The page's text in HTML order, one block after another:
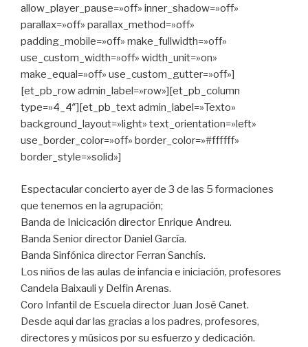
allow_player_pause=»off» inner_shadow=»off»
parallax=»off» parallax_method=»off»
padding_mobile=»off» make_fullwidth=»off»
use_custom_width=»off» width_unit=»on»
make_equal=»off» use_custom_gutter=»off»]
[et_pb_row admin_label=»row»][et_pb_column
type=»4_4″][et_pb_text admin_label=»Texto»
background_layout=»light» text_orientation=»left»
use_border_color=»off» border_color=»#ffffff»
border_style=»solid»]
Espectacular concierto ayer de 3 de las 5 formaciones
que tenemos en la agrupación;
Banda de Inicicación director Enrique Andreu.
Banda Senior director Daniel García.
Banda Sinfónica director Ferran Sanchís.
Los niños de las aulas de infancia e iniciación, profesores
Candela Baixauli y Delfin Arenas.
Coro Infantil de Escuela director Juan José Canet.
Desde aqui dar las gracias a los padres, profesores,
directores y músicos por su esfuerzo y dedicación.